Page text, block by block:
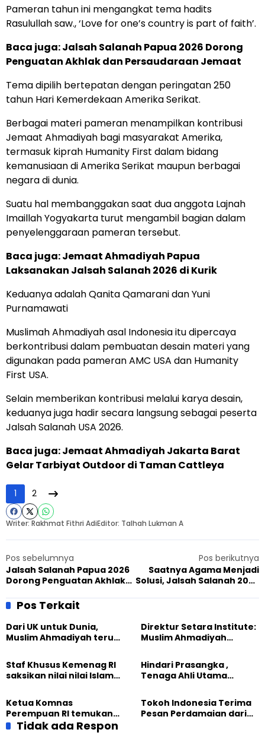
Pameran tahun ini mengangkat tema hadits
Rasulullah saw., ‘Love for one’s country is part of faith’.
Baca juga:Jalsah Salanah Papua 2026 Dorong
Penguatan Akhlak dan Persaudaraan Jemaat
Tema dipilih bertepatan dengan peringatan 250
tahun Hari Kemerdekaan Amerika Serikat.
Berbagai materi pameran menampilkan kontribusi
Jemaat Ahmadiyah bagi masyarakat Amerika,
termasuk kiprah Humanity First dalam bidang
kemanusiaan di Amerika Serikat maupun berbagai
negara di dunia.
Suatu hal membanggakan saat dua anggota Lajnah
Imaillah Yogyakarta turut mengambil bagian dalam
penyelenggaraan pameran tersebut.
Baca juga:Jemaat Ahmadiyah Papua
Laksanakan Jalsah Salanah 2026 di Kurik
Keduanya adalah Qanita Qamarani dan Yuni
Purnamawati
Muslimah Ahmadiyah asal Indonesia itu dipercaya
berkontribusi dalam pembuatan desain materi yang
digunakan pada pameran AMC USA dan Humanity
First USA.
Selain memberikan kontribusi melalui karya desain,
keduanya juga hadir secara langsung sebagai peserta
Jalsah Salanah USA 2026.
Baca juga:Jemaat Ahmadiyah Jakarta Barat
Gelar Tarbiyat Outdoor di Taman Cattleya
1 2
Writer: Rakhmat Fithri AdiEditor: Talhah Lukman A
Pos sebelumnya
Jalsah Salanah Papua 2026
Dorong Penguatan Akhlak
Pos berikutnya
Saatnya Agama Menjadi
Solusi, Jalsah Salanah 2026
Menjawab Tantangan
Pos Terkait
Dari UK untuk Dunia,
Muslim Ahmadiyah terus
Kemanusiaan Global
Direktur Setara Institute:
Muslim Ahmadiyah
Dunia dari “Infrastruktur
Kemanusiaan”
Staf Khusus Kemenag RI
saksikan nilai nilai Islam
Ahmadiyah UK 2026
Hindari Prasangka ,
Tenaga Ahli Utama
fakta langsung
kehidupan Muslim
Ahmadiyah di Inggris
Ketua Komnas
Perempuan RI temukan
optimisme
Tokoh Indonesia Terima
Pesan Perdamaian dari
Tidak ada Respon